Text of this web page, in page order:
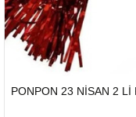
HIZLI
GÖNDERİ